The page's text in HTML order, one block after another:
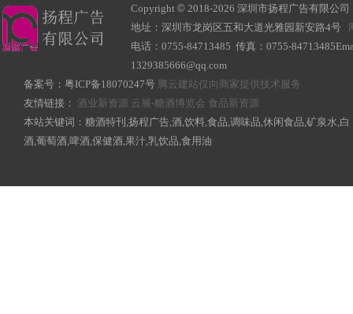
Copyright © 2018-2026 深圳市扬程广告有限公
地址：深圳市龙岗区五和大道光雅园新安路4号
电话：0755-84713485 传真：0755-
1329385666@qq.com
备案号： 粤ICP备18070247号 腾云建站仅向商家提供技术服务
友情链接： 酒业新资源 云展-糖酒博览会 食品新资源
本站关键词：糖酒特刊,扬程广告,酒,饮料,食品,调味品,休闲食品,矿泉水,白
酒,葡萄酒,啤酒,保健酒,果汁,乳饮品,食用油